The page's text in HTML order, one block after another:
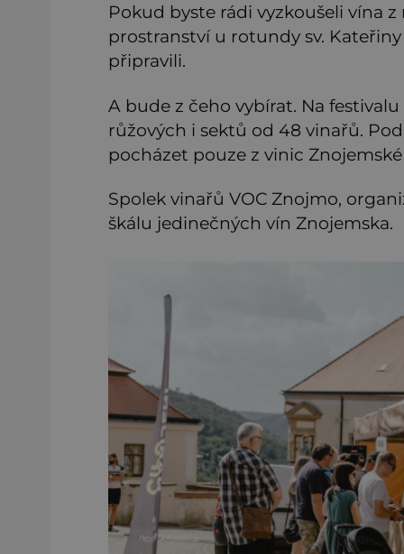
Pokud byste rádi vyzkoušeli vína
prostranství u rotundy sv.
připravili.
A bude z čeho vybírat. Na
růžových i sektů od 48 vinařů.
pocházet pouze z vinic
Spolek vinařů VOC Znojmo,
škálu jedinečných vín Znojemska.